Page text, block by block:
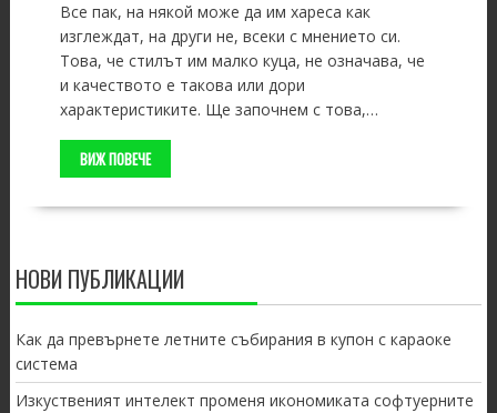
Все пак, на някой може да им хареса как
изглеждат, на други не, всеки с мнението си.
Това, че стилът им малко куца, не означава, че
и качеството е такова или дори
характеристиките. Ще започнем с това,…
ВИЖ ПОВЕЧЕ
НОВИ ПУБЛИКАЦИИ
Как да превърнете летните събирания в купон с караоке
система
Изкуственият интелект променя икономиката софтуерните